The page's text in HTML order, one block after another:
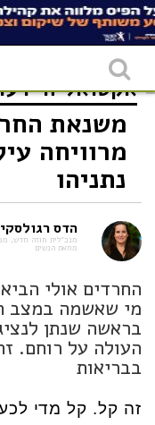
אקטואליה
משנאת
מרוויחה
נתניהו
הדס רגולסקי
מנכ״לית חוזה חדש,
מחאת הנשים
החרדים אולי
מי שאשמה במצב
בראשה שנתן
העולה על רוחם.
בבריאות
זה קל. קל מדי